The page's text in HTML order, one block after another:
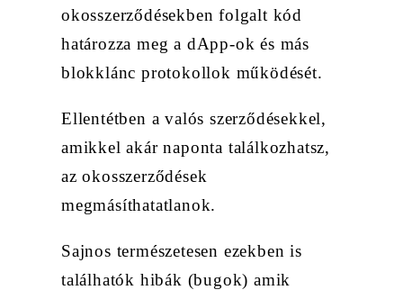
okosszerződésekben folgalt kód
határozza meg a dApp-ok és más
blokklánc protokollok működését.
Ellentétben a valós szerződésekkel,
amikkel akár naponta találkozhatsz,
az okosszerződések
megmásíthatatlanok.
Sajnos természetesen ezekben is
találhatók hibák (bugok) amik